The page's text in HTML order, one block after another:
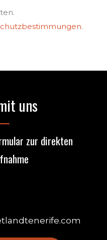
.
uns
zur direkten